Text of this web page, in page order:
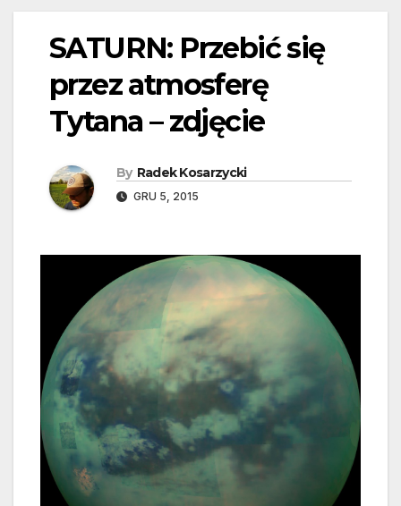
SATURN: Przebić się
przez atmosferę
Tytana – zdjęcie
By Radek Kosarzycki
GRU 5, 2015